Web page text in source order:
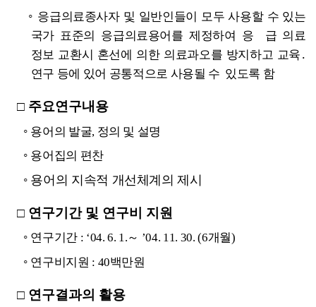
◦ 응급의료종사자 및 일반인들이 모두 사용할 수 있는
국가 표준의 응급의료용어를 제정하여 응 급 의료
정보 교환시 혼선에 의한 의료과오를 방지하고 교육․
연구 등에 있어 공통적으로 사용될 수 있도록 함
□ 주요연구내용
◦ 용어의 발굴, 정의 및 설명
◦ 용어집의 편찬
◦ 용어의 지속적 개선체계의 제시
□ 연구기간 및 연구비 지원
◦ 연구기간 : ‘04. 6. 1.～ ’04. 11. 30. (6개월)
◦ 연구비지원 : 40백만원
□ 연구결과의 활용